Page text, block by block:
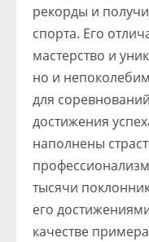
рекорды и
спорта. Его
мастерство и
но и
для
достижения
наполнены
тысячи
его
качестве